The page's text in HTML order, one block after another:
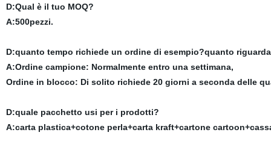
D:Qual è il tuo MOQ?
A:500pezzi.
D:quanto tempo richiede un ordine di esempio?quanto
A:Ordine campione: Normalmente entro una settimana,
Ordine in blocco: Di solito richiede 20 giorni a seconda delle
D:quale pacchetto usi per i prodotti?
A:carta plastica+cotone perla+carta kraft+cartone